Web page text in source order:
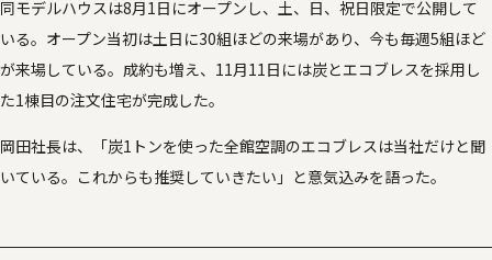
同モデルハウスは8月1日にオープンし、土、日、祝日限定で公開して
いる。オープン当初は土日に30組ほどの来場があり、今も毎週5組ほど
が来場している。成約も増え、11月11日には炭とエコブレスを採用し
た1棟目の注文住宅が完成した。
岡田社長は、「炭1トンを使った全館空調のエコブレスは当社だけと聞
いている。これからも推奨していきたい」と意気込みを語った。